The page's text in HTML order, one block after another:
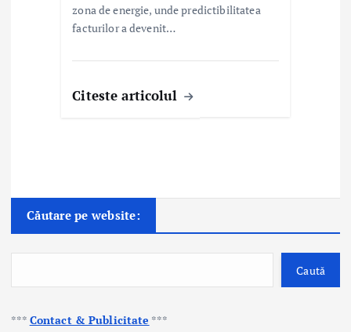
zona de energie, unde predictibilitatea
facturilor a devenit…
Citeste articolul
Căutare pe website:
Caută
*** Contact & Publicitate ***